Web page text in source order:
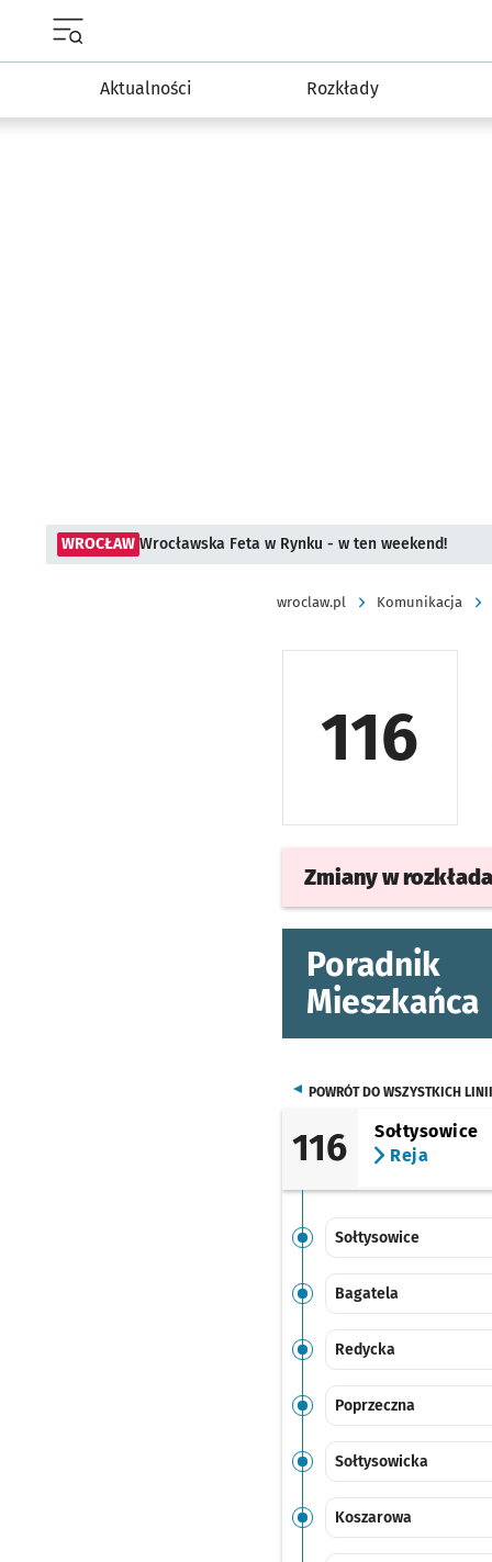
Aktualności Rozkłady
WROCŁAW Wrocławska Feta w Rynku - w ten weekend!
wroclaw.pl Komunikacja
116
Zmiany w
Poradnik
Mieszkańca
POWRÓT DO WSZYSTKICH LINII
116
Sołtysowice
Reja
Sołtysowice
Bagatela
Redycka
Poprzeczna
Sołtysowicka
Koszarowa